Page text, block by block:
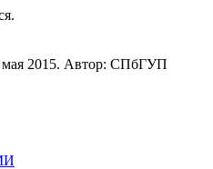
2015. Автор: СПбГУП